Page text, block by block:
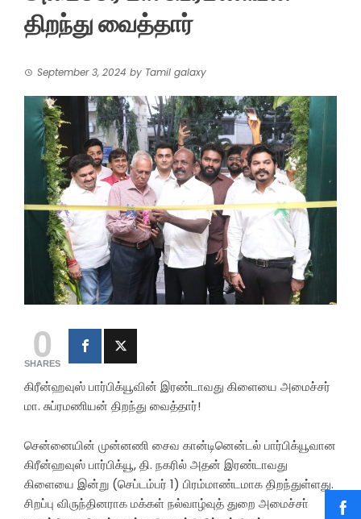
திறந்து வைத்தார்
September 3, 2024 by Tamil galaxy
0
SHARES
கிரீன்ஹவுஸ் பார்பிக்யூவின் இரண்டாவது கிளையை அமைச்சர்
மா. சுப்ரமணியன் திறந்து வைத்தார்!
சென்னையின் முன்னணி சைவ கான்டினென்டல் பார்பிக்யூவான
கிரீன்ஹவுஸ் பார்பிக்யூ, தி. நகரில் அதன் இரண்டாவது
கிளையை இன்று (செப்டம்பர் 1) பிரம்மாண்டமாக திறந்துள்ளது.
சிறப்பு விருந்தினராக மக்கள் நல்வாழ்வுத் துறை அமைச்சா்